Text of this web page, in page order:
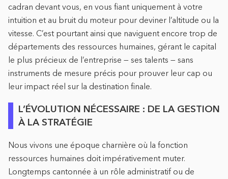
cadran devant vous, en vous fiant uniquement à votre
intuition et au bruit du moteur pour deviner l’altitude ou la
vitesse. C’est pourtant ainsi que naviguent encore trop de
départements des ressources humaines, gérant le capital
le plus précieux de l’entreprise — ses talents — sans
instruments de mesure précis pour prouver leur cap ou
leur impact réel sur la destination finale.
L’ÉVOLUTION NÉCESSAIRE : DE LA GESTION
À LA STRATÉGIE
Nous vivons une époque charnière où la fonction
ressources humaines doit impérativement muter.
Longtemps cantonnée à un rôle administratif ou de